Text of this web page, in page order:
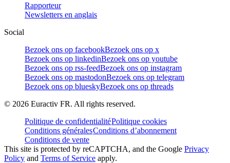
Rapporteur
Newsletters en anglais
Social
Bezoek ons op facebookBezoek ons op x
Bezoek ons op linkedinBezoek ons op youtube
Bezoek ons op rss-feedBezoek ons op instagram
Bezoek ons op mastodonBezoek ons op telegram
Bezoek ons op blueskyBezoek ons op threads
© 2026 Euractiv FR. All rights reserved.
Politique de confidentialitéPolitique cookies
Conditions généralesConditions d’abonnement
Conditions de vente
This site is protected by reCAPTCHA, and the Google Privacy
Policy and Terms of Service apply.